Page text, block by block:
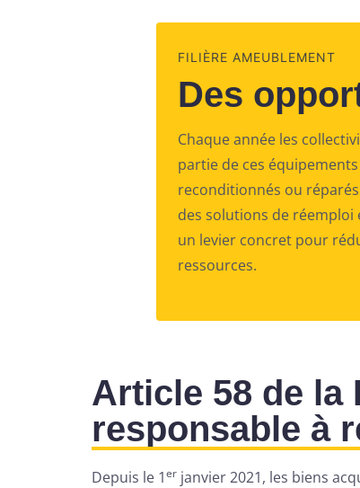
FILIÈRE AMEUBLEMENT
Des
Chaque année les
partie de ces
reconditionnés ou
des solutions de réemploi
un levier concret pour
ressources.
Article 58 de la
responsable à
Depuis le 1er janvier 2021, les biens